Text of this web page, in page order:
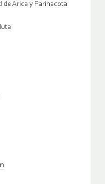
de Arica y Parinacota